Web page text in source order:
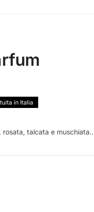
in Italia
talcata e